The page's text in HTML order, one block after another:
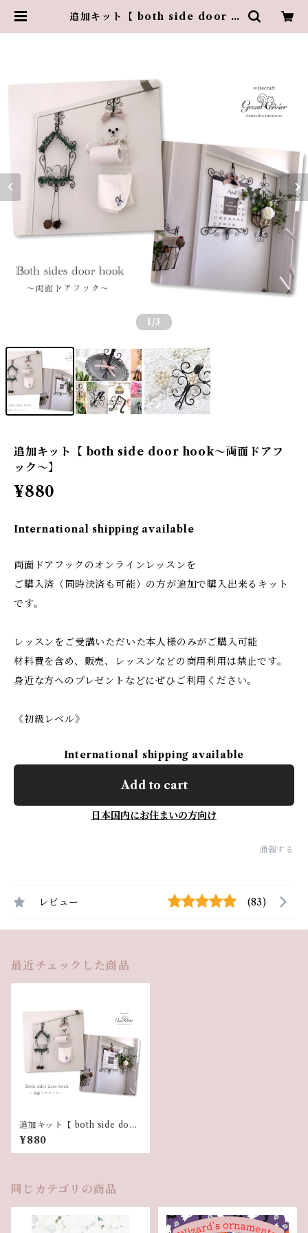
追加キット【 both side door h
1 /3
追加キット【 both side door hook〜両面ドアフ
ック〜】
¥880
International shipping available
両面ドアフックのオンラインレッスンを
ご購入済（同時決済も可能）の方が追加で購入出来るキット
です。
レッスンをご受講いただいた本人様のみがご購入可能
材料費を含め、販売、レッスンなどの商用利用は禁止です。
身近な方へのプレゼントなどにぜひご利用ください。
《初級レベル》
International shipping available
Add to cart
日本国内にお住まいの方向け
通報する
レビュー (83)
最近チェックした商品
追加キット【 both side door
hook〜両面ドアフック〜】
¥880
同じカテゴリの商品